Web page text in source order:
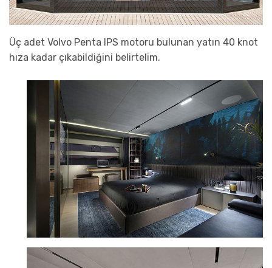
Üç adet Volvo Penta IPS motoru bulunan yatın 40 knot
hıza kadar çıkabildiğini belirtelim.